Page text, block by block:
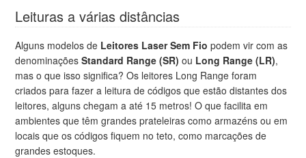
Leituras a várias distâncias
Alguns modelos de Leitores Laser Sem Fio podem vir com as
denominaçõesStandard Range (SR) ou Long Range (LR),
mas o que isso significa? Os leitores Long Range foram
criados para fazer a leitura de códigos que estão distantes dos
leitores, alguns chegam a até 15 metros! O que facilita em
ambientes que têm grandes prateleiras como armazéns ou em
locais que os códigos fiquem no teto, como marcações de
grandes estoques.